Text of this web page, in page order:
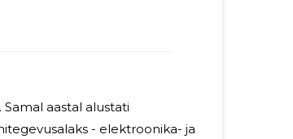
Samal aastal alustati
- elektroonika- ja